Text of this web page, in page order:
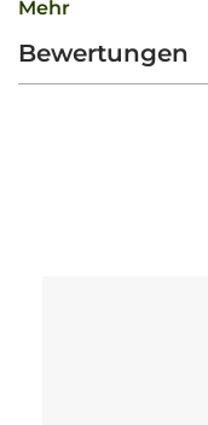
Mehr
Bewertungen